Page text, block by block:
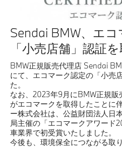
Sendai BMW、エ
「小売店舗」認証
BMW正規販売代理店 Sendai
にて、エコマーク認定の「小売
た。
なお、2023年9月にBMW正規
がエコマークを取得したことに
ー株式会社は、公益財団法人日
局主催の「エコマークアワード
車業界で初受賞いたしました。
今後も、環境保全につながる取